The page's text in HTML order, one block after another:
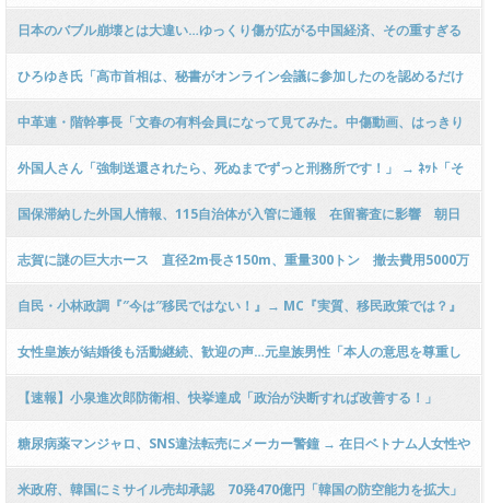
をコソコソやっているのか？“私をのけ者にして、反乱する気やろう！」ｗｗ
ｗｗｗｗｗｗｗｗｗｗ
日本のバブル崩壊とは大違い…ゆっくり傷が広がる中国経済、その重すぎる
代償
ひろゆき氏「高市首相は、秘書がオンライン会議に参加したのを認めるだけ
で、なんで５日もかかるの？」
中革連・階幹事長「文春の有料会員になって見てみた。中傷動画、はっきり
言って大した内容ではない」
外国人さん「強制送還されたら、死ぬまでずっと刑務所です！」 → ﾈｯﾄ「そ
んな極悪人が日本に来るなよ」ｗｗｗｗｗｗｗｗｗｗｗｗｗｗｗｗｗｗｗ
国保滞納した外国人情報、115自治体が入管に通報 在留審査に影響 朝日
新聞
志賀に謎の巨大ホース 直径2m長さ150m、重量300トン 撤去費用5000万
円 中国から漂着か
自民・小林政調『″今は″移民ではない！』→ MC『実質、移民政策では？』
→ 小『″今は″移民ではない！』 → ﾈｯﾄ「と言う事は、いずれは移民になる
の？」ｗｗｗｗｗｗｗｗｗｗ
女性皇族が結婚後も活動継続、歓迎の声…元皇族男性「本人の意思を尊重し
てほしい」養子案には懸念の声も
【速報】小泉進次郎防衛相、快挙達成「政治が決断すれば改善する！」
糖尿病薬マンジャロ、SNS違法転売にメーカー警鐘 → 在日ベトナム人女性や
中国人業者など「おかし」と偽り販売する業者の動画がネットで話題に →
米政府、韓国にミサイル売却承認 70発470億円「韓国の防空能力を拡大」